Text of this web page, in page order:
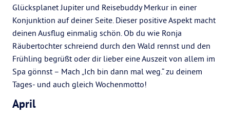
Glücksplanet Jupiter und Reisebuddy Merkur in einer
Konjunktion auf deiner Seite. Dieser positive Aspekt macht
deinen Ausflug einmalig schön. Ob du wie Ronja
Räubertochter schreiend durch den Wald rennst und den
Frühling begrüßt oder dir lieber eine Auszeit von allem im
Spa gönnst – Mach „Ich bin dann mal weg.“ zu deinem
Tages- und auch gleich Wochenmotto!
April